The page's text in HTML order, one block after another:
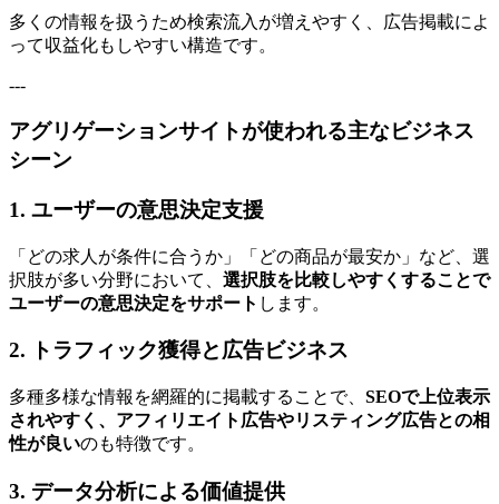
多くの情報を扱うため検索流入が増えやすく、広告掲載によ
って収益化もしやすい構造です。
---
アグリゲーションサイトが使われる主なビジネス
シーン
1. ユーザーの意思決定支援
「どの求人が条件に合うか」「どの商品が最安か」など、選
択肢が多い分野において、 選択肢を比較しやすくすることで
ユーザーの意思決定をサポート します。
2. トラフィック獲得と広告ビジネス
多種多様な情報を網羅的に掲載することで、 SEOで上位表示
されやすく、アフィリエイト広告やリスティング広告との相
性が良いのも特徴です。
3. データ分析による価値提供